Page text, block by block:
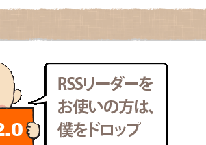
の解説など
内巡礼記
てあるよ